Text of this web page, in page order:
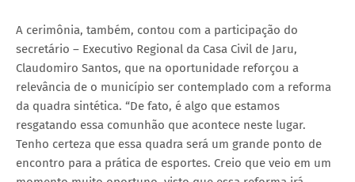
A cerimônia, também, contou com a participação do
secretário – Executivo Regional da Casa Civil de Jaru,
Claudomiro Santos, que na oportunidade reforçou a
relevância de o município ser contemplado com a reforma
da quadra sintética. “De fato, é algo que estamos
resgatando essa comunhão que acontece neste lugar.
Tenho certeza que essa quadra será um grande ponto de
encontro para a prática de esportes. Creio que veio em um